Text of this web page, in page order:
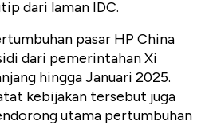
dari laman IDC.
pasar HP China
dari pemerintahan Xi
hingga Januari 2025.
kebijakan tersebut juga
utama pertumbuhan